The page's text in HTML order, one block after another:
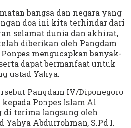
bangsa dan negara yang
doa ini kita terhindar dari
selamat dunia dan akhirat,
diberikan oleh Pangdam
mengucapkan banyak-
dapat bermanfaat untuk
ustad Yahya.
Pangdam IV/Diponegoro
Ponpes Islam Al
terima langsung oleh
Yahya Abdurrohman, S.Pd.I.